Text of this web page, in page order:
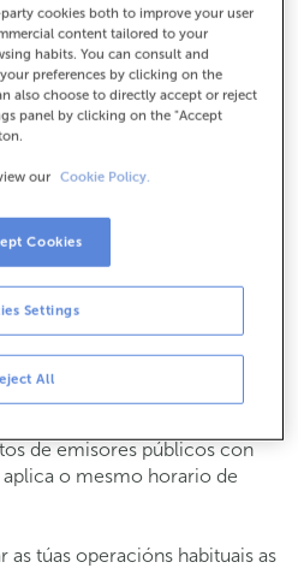
chegar
14:00.
o día e hora que
8:15 a 11:00
martes e
de emisores públicos con
o mesmo horario de
as túas operacións habituais as
cookies both to improve your user
content tailored to your
habits. You can consult and
preferences by clicking on the
also choose to directly accept or reject
panel by clicking on the "Accept
our Cookie Policy.
All
Settings
Cookies